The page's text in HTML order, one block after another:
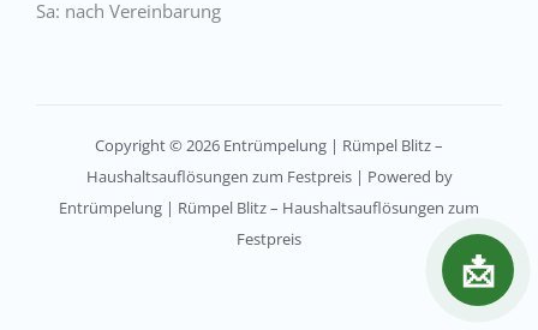
📩
Sa: nach Vereinbarung
Copyright © 2026 Entrümpelung | Rümpel Blitz –
Haushaltsauflösungen zum Festpreis | Powered by
Entrümpelung | Rümpel Blitz – Haushaltsauflösungen zum
Festpreis